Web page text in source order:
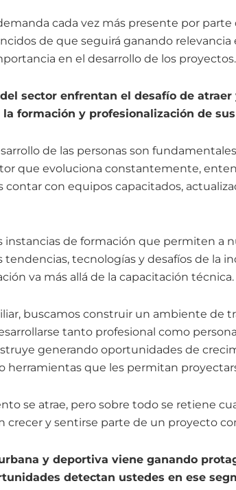
cada vez más presente por
de que seguirá ganando relevancia
en el desarrollo de los proyectos.
sector enfrentan el desafío de
la formación y profesionalización de
de las personas son
que evoluciona constantemente,
contar con equipos capacitados,
instancias de formación que permiten a
tendencias, tecnologías y desafíos de la
va más allá de la capacitación técnica.
buscamos construir un ambiente de
tanto profesional como
generando oportunidades de
herramientas que les permitan
se atrae, pero sobre todo se retiene
crecer y sentirse parte de un proyecto
y deportiva viene ganando
detectan ustedes en ese